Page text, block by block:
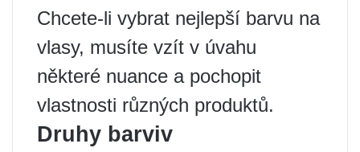
Chcete-li vybrat nejlepší barvu na
vlasy, musíte vzít v úvahu
některé nuance a pochopit
vlastnosti různých produktů.
Druhy barviv